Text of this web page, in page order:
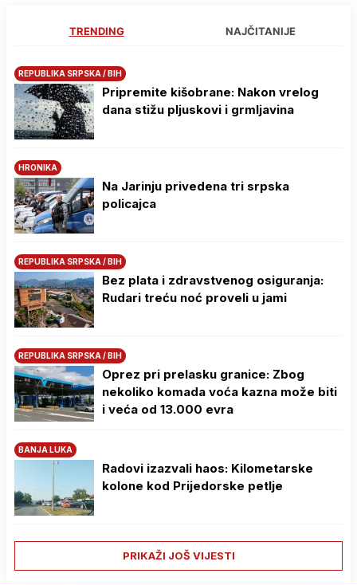
TRENDING NAJČITANIJE
REPUBLIKA SRPSKA / BIH
Pripremite kišobrane: Nakon vrelog
dana stižu pljuskovi i grmljavina
HRONIKA
Na Јarinju privedena tri srpska
policajca
REPUBLIKA SRPSKA / BIH
Bez plata i zdravstvenog osiguranja:
Rudari treću noć proveli u jami
REPUBLIKA SRPSKA / BIH
Oprez pri prelasku granice: Zbog
nekoliko komada voća kazna može biti
i veća od 13.000 evra
BANJA LUKA
Radovi izazvali haos: Kilometarske
kolone kod Prijedorske petlje
PRIKAŽI JOŠ VIJESTI